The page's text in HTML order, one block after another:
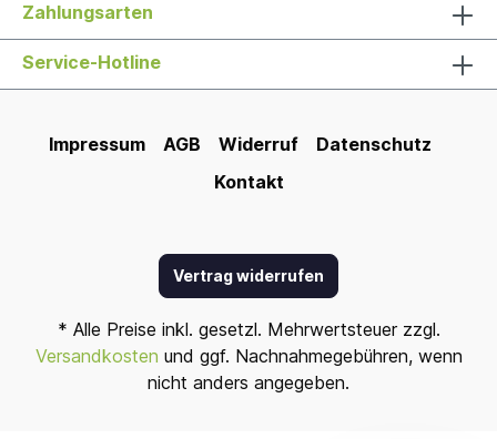
Zahlungsarten
Service-Hotline
Impressum AGB Widerruf
Datenschutz
Kontakt
Vertrag widerrufen
* Alle Preise inkl. gesetzl. Mehrwertsteuer zzgl.
Versandkosten und ggf. Nachnahmegebühren, wenn
nicht anders angegeben.